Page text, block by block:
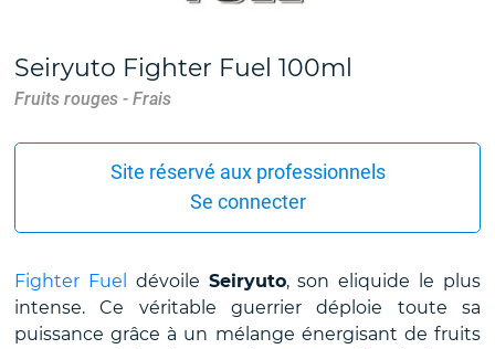
Seiryuto Fighter Fuel 100ml
Fruits rouges - Frais
Site réservé aux professionnels
Se connecter
Fighter Fuel dévoile Seiryuto, son eliquide le plus
intense. Ce véritable guerrier déploie toute sa
puissance grâce à un mélange énergisant de fruits